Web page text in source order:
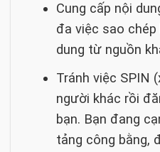
Cung cấp nội
đa việc sao
dung từ nguồn
Tránh việc SPIN
người khác rồi
bạn. Bạn đang
tảng công bằng,